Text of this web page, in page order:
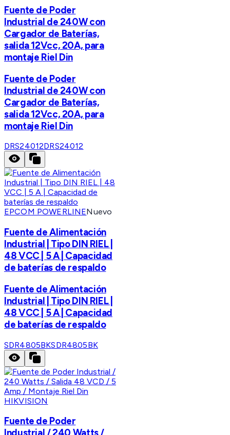
Fuente de Poder
Industrial de 240W con
Cargador de Baterías,
salida 12Vcc, 20A, para
montaje Riel Din
Fuente de Poder
Industrial de 240W con
Cargador de Baterías,
salida 12Vcc, 20A, para
montaje Riel Din
DRS24012DRS24012
EPCOM POWERLINENuevo
Fuente de Alimentación
Industrial | Tipo DIN RIEL |
48 VCC | 5 A | Capacidad
de baterías de respaldo
Fuente de Alimentación
Industrial | Tipo DIN RIEL |
48 VCC | 5 A | Capacidad
de baterías de respaldo
SDR4805BKSDR4805BK
HIKVISION
Fuente de Poder